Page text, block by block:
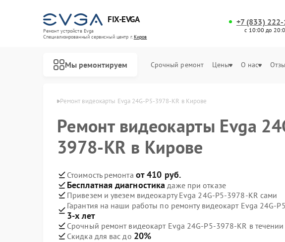
FIX-EVGA
Ремонт устройств Evga
Специализированный cервисный центр г.Киров
+7 (833)
с 10:00 до
Мы ремонтируем Срочный ремонт Цены О нас
Ремонт видеокарты Evga 24G-P5-3978-KR в Кирове
Ремонт видеокарты Evga
3978-KR в Кирове
Стоимость ремонта от 410 руб.
Бесплатная диагностика даже при отказе
Привезем и увезем видеокарту Evga 24G-P5-3978-KR сами
Гарантия на наши работы по ремонту видеокарт Evga 24G-
3-х лет
Срочный ремонт видеокарт Evga 24G-P5-3978-KR в течении
Скидка для вас до 20%